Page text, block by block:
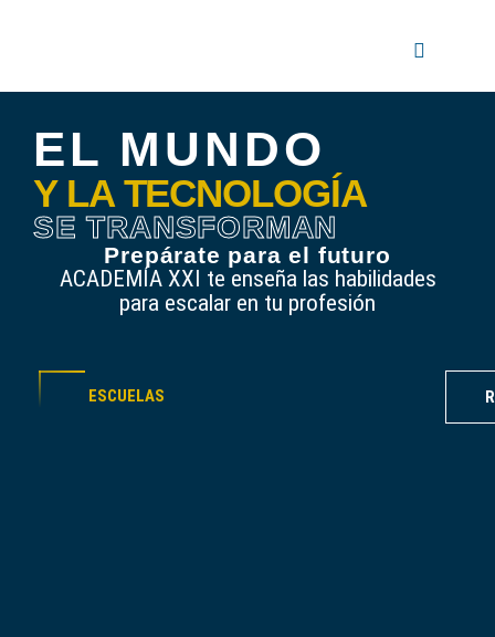
EL MUNDO
Y LA TECNOLOGÍA
SE TRANSFORMAN
Prepárate para el futuro
ACADEMÍA XXI te enseña las habilidades
para escalar en tu profesión
ESCUELAS